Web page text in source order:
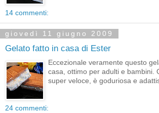
14 commenti:
giovedì 11 giugno 2009
Gelato fatto in casa di Ester
Eccezionale veramente questo
casa, ottimo per adulti e bambini.
super veloce, è goduriosa e
24 commenti: